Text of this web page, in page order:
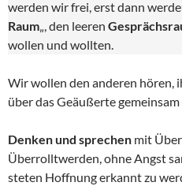
werden wir frei, erst dann
Raum„, den leeren
wollen und wollten.
Wir wollen den anderen hören,
über das Geäußerte
Denken und sprechen mit
Überrolltwerden, ohne Angst
steten Hoffnung erkannt zu